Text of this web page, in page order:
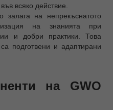
всяко действие.
залага на непрекъснатото
на знанията при
и добри практики. Това
подготвени и адаптирани
на GWO